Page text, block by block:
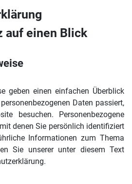
auf einen Blick
geben einen einfachen Überblick
Daten passiert,
besuchen. Personenbezogene
denen Sie persönlich identifiziert
Informationen zum Thema
Sie unserer unter diesem Text